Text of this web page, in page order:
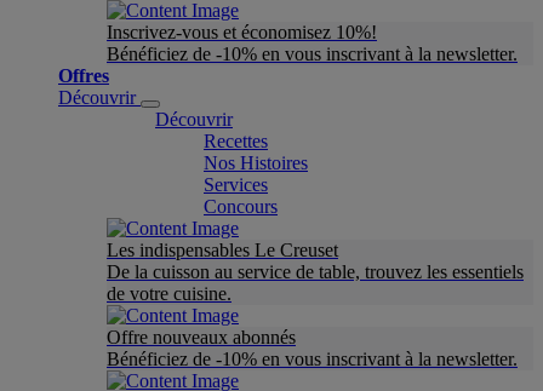
Inscrivez-vous et économisez 10%!
Bénéficiez de -10% en vous inscrivant à la newsletter.
Offres
Découvrir
Découvrir
Recettes
Nos Histoires
Services
Concours
Les indispensables Le Creuset
De la cuisson au service de table, trouvez les essentiels
de votre cuisine.
Offre nouveaux abonnés
Bénéficiez de -10% en vous inscrivant à la newsletter.